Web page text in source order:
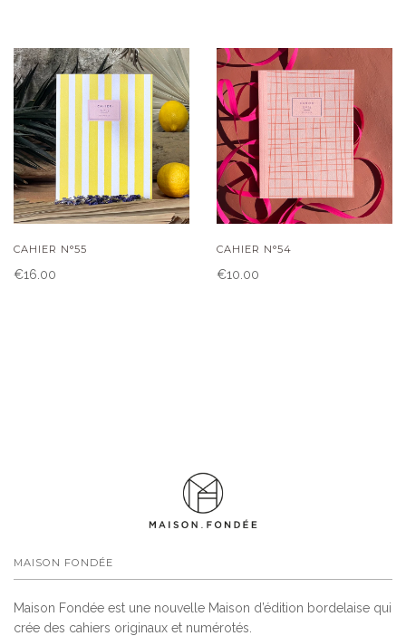
CAHIER N°55
€16.00
CAHIER N°54
€10.00
MAISON FONDÉE
Maison Fondée est une nouvelle Maison d’édition bordelaise qui
crée des cahiers originaux et numérotés.